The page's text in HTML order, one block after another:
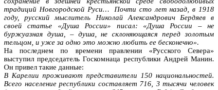
традиций Новгородской Руси… Почти сто лет назад, в 1918
году, русский мыслитель Николай Александрович Бердяев в
своей статье «Душа России» писал: «Душа России – не
буржуазная душа, – душа, не склоняющаяся перед золотым
тельцом, и уже за одно это можно любить ее бесконечно».
На последнем по времени правлении «Русского Севера»
выступил председатель Госкомнаца республики Андрей Манин.
Он привел такие данные:
В Карелии проживают представители 150 национальностей.
Всего население республики составляет 716, 3 тысячи человек